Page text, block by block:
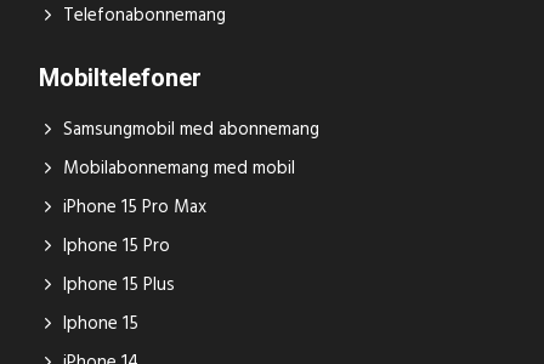
Telefonabonnemang
Mobiltelefoner
Samsungmobil med abonnemang
Mobilabonnemang med mobil
iPhone 15 Pro Max
Iphone 15 Pro
Iphone 15 Plus
Iphone 15